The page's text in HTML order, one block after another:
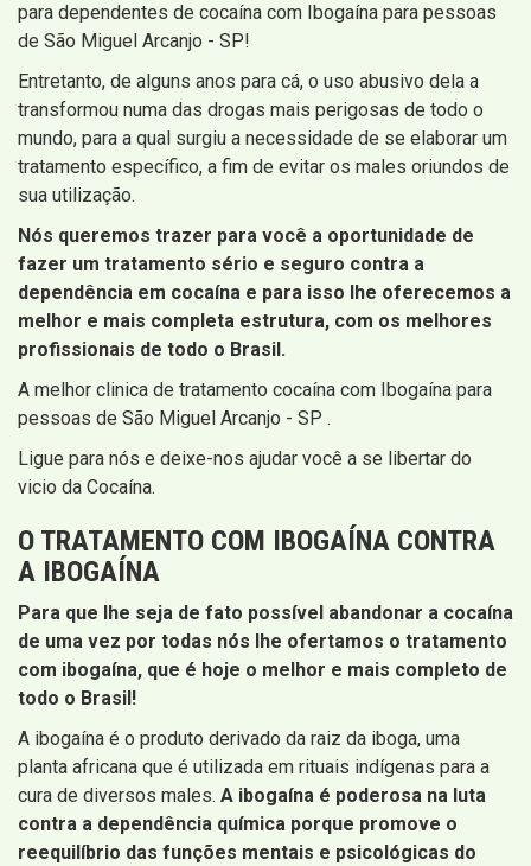
para dependentes de cocaína com Ibogaína para pessoas
de São Miguel Arcanjo - SP!
Entretanto, de alguns anos para cá, o uso abusivo dela a
transformou numa das drogas mais perigosas de todo o
mundo, para a qual surgiu a necessidade de se elaborar um
tratamento específico, a fim de evitar os males oriundos de
sua utilização.
Nós queremos trazer para você a oportunidade de
fazer um tratamento sério e seguro contra a
dependência em cocaína e para isso lhe oferecemos a
melhor e mais completa estrutura, com os melhores
profissionais de todo o Brasil.
A melhor clinica de tratamento cocaína com Ibogaína para
pessoas de São Miguel Arcanjo - SP .
Ligue para nós e deixe-nos ajudar você a se libertar do
vicio da Cocaína.
O TRATAMENTO COM IBOGAÍNA CONTRA
A IBOGAÍNA
Para que lhe seja de fato possível abandonar a cocaína
de uma vez por todas nós lhe ofertamos o tratamento
com ibogaína, que é hoje o melhor e mais completo de
todo o Brasil!
A ibogaína é o produto derivado da raiz da iboga, uma
planta africana que é utilizada em rituais indígenas para a
cura de diversos males. A ibogaína é poderosa na luta
contra a dependência química porque promove o
reequilíbrio das funções mentais e psicológicas do